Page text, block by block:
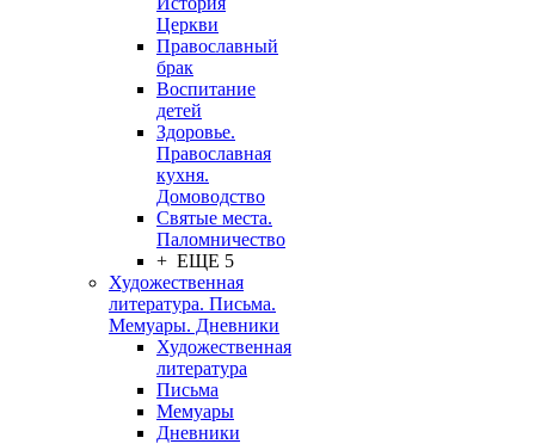
Церкви
Православный
брак
Воспитание
детей
Здоровье.
Православная
кухня.
Домоводство
Святые места.
Паломничество
+ ЕЩЕ 5
Художественная
литература. Письма.
Мемуары. Дневники
Художественная
литература
Письма
Мемуары
Дневники